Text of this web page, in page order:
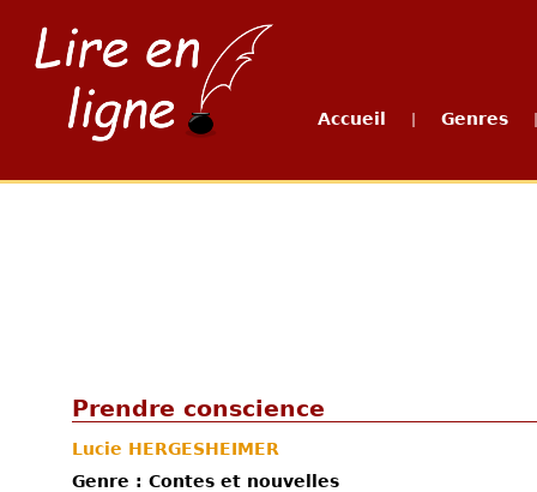
Accueil Genres
Prendre conscience
Lucie HERGESHEIMER
Genre : Contes et nouvelles